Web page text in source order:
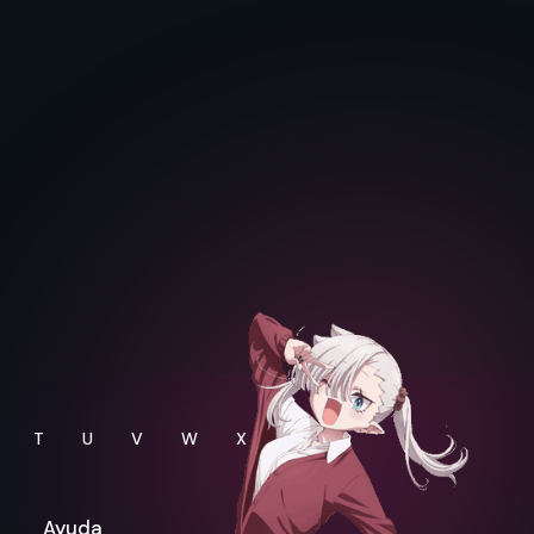
T U V W X Y
Ayuda